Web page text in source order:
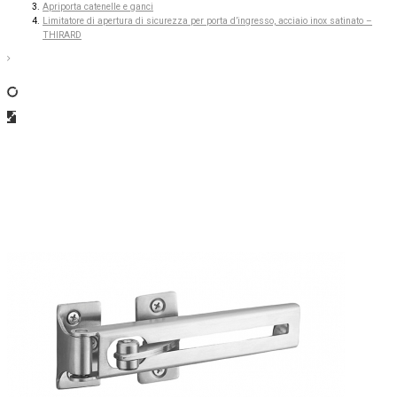
Apriporta catenelle e ganci
Limitatore di apertura di sicurezza per porta d’ingresso, acciaio inox satinato –
THIRARD